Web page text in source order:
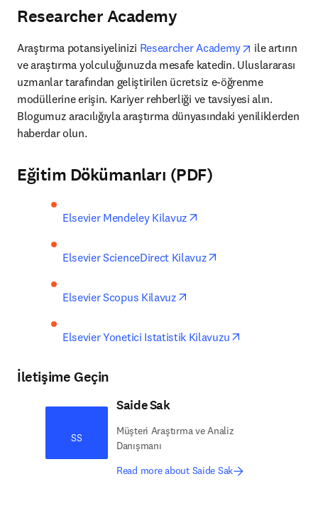
Researcher Academy
Araştırma potansiyelinizi Researcher Academy opens in
ile artırın
ve araştırma yolculuğunuzda mesafe katedin. Uluslararası
uzmanlar tarafından geliştirilen ücretsiz e-öğrenme
modüllerine erişin. Kariyer rehberliği ve tavsiyesi alın.
Blogumuz aracılığıyla araştırma dünyasındaki yeniliklerden
haberdar olun.
Eğitim Dökümanları (PDF)
Elsevier Mendeley Kilavuz
Elsevier ScienceDirect Kilavuz
Elsevier Scopus Kilavuz
Elsevier Yonetici Istatistik Kilavuzu
İletişime Geçin
SS
Saide Sak
Müşteri Araştırma ve Analiz
Danışmanı
Read more about Saide Sak